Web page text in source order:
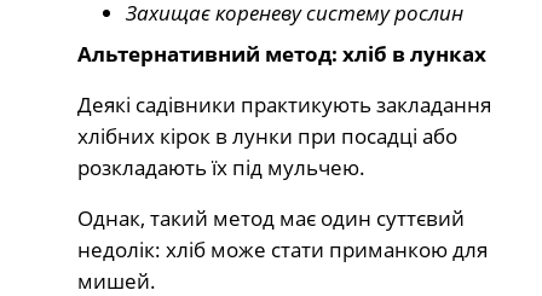
Захищає кореневу систему рослин
Альтернативний метод: хліб в лунках
Деякі садівники практикують закладання
хлібних кірок в лунки при посадці або
розкладають їх під мульчею.
Однак, такий метод має один суттєвий
недолік: хліб може стати приманкою для
мишей.